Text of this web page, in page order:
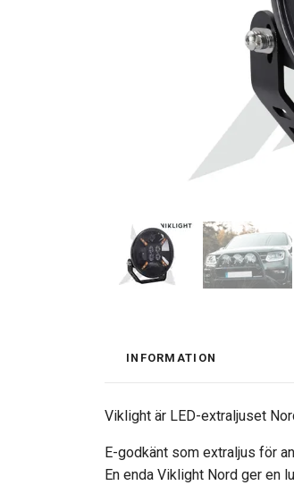
INFORMATION
Viklight är LED-extraljuset
E-godkänt som extraljus för
En enda Viklight Nord ger en